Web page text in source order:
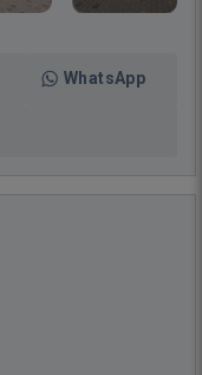
WhatsApp